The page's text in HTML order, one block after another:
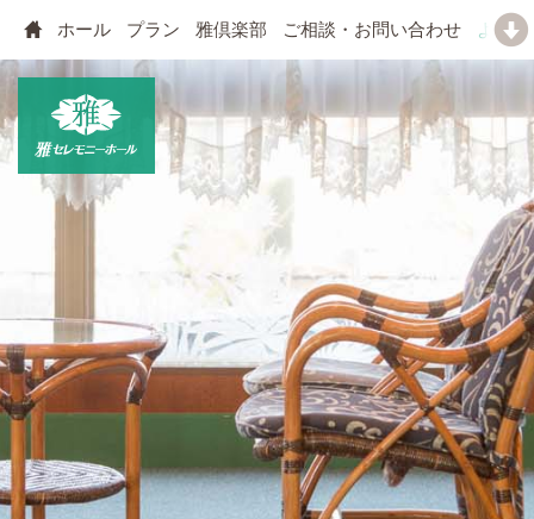
ホール プラン 雅倶楽部 ご相談・お問い合わせ よく